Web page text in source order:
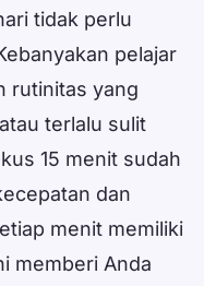
tidak perlu
pelajar
rutinitas yang
terlalu sulit
15 menit sudah
dan
menit memiliki
memberi Anda